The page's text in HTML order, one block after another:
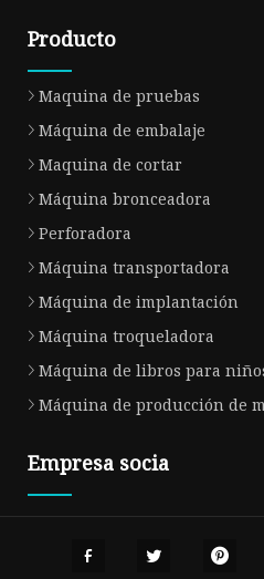
Producto
Maquina de pruebas
Máquina de embalaje
Maquina de cortar
Máquina bronceadora
Perforadora
Máquina transportadora
Máquina de implantación
Máquina troqueladora
Máquina de libros para
Máquina de producción de
Empresa socia